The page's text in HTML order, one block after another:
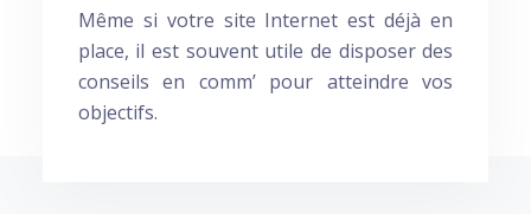
Même si votre site Internet est déjà en
place, il est souvent utile de disposer des
conseils en comm’ pour atteindre vos
objectifs.